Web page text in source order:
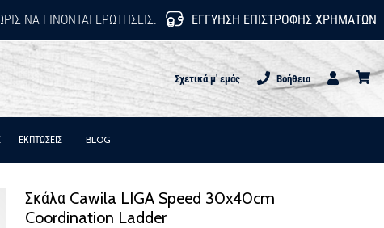
ΝΑ ΓΊΝΟΝΤΑΙ ΕΡΩΤΉΣΕΙΣ. ΕΓΓΎΗΣΗ ΕΠΙΣΤΡΟΦΉΣ ΧΡΗΜΆΤΩΝ
Σχετικά μ' εμάς
Βοήθεια
Χρήστης
ΕΚΠΤΩΣΕΙΣ BLOG
Σκάλα Cawila LIGA Speed 30x40cm
Coordination Ladder